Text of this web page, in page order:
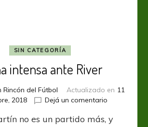
SIN CATEGORÍA
intensa ante River
Rincón del Fútbol Actualizado en 11
2018
Dejá un comentario
intensa
no es un partido más, y